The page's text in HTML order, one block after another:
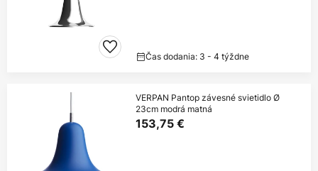
Čas dodania: 3 - 4 týždne
VERPAN Pantop závesné svietidlo Ø
23cm modrá matná
153,75 €